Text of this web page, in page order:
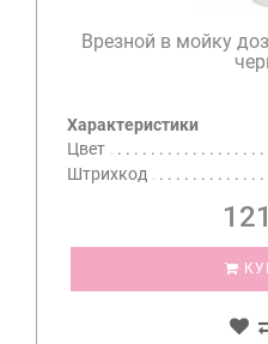
Врезной в мойку
Характеристики
Цвет
Штрихкод